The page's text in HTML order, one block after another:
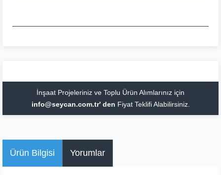
İnşaat Projeleriniz ve Toplu Ürün Alımlarınız için
info@seycan.com.tr' den Fiyat Teklifi Alabilirsiniz.
Ürün Bilgisi Yorumlar